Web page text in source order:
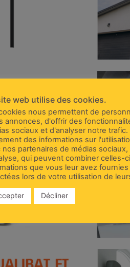
web utilise des cookies.
nous permettent de
annonces, d'offrir des
sociaux et d'analyser notre
des informations sur
nos partenaires de médias
qui peuvent combiner celles-
que vous leur avez
lors de votre utilisation de
Décliner